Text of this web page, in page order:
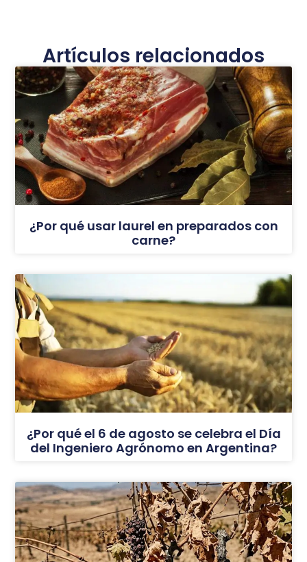
Artículos relacionados
¿Por qué usar laurel en preparados con
carne?
¿Por qué el 6 de agosto se celebra el Día
del Ingeniero Agrónomo en Argentina?